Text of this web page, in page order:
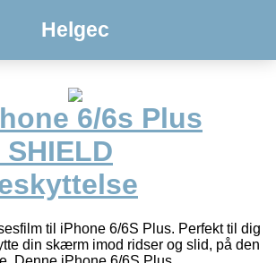
Helgec
6/6s Plus
til iPhone 6/6S Plus. Perfekt til dig
din skærm imod ridser og slid, på den